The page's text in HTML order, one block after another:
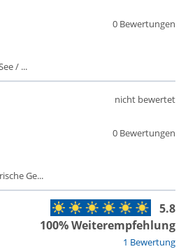
0 Bewertungen
/ ...
0 Bewertungen
nicht bewertet
Ge...
1 Bewertung
5.8
100% Weiterempfehlung